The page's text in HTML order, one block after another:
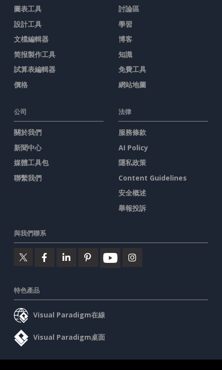
圖表工具
設計工具
文檔編輯器
简报製作工具
試算表編輯器
價格
討論區
學習
博客
知識
免費工具
網站地圖
公司
關於我們
新聞中心
媒體工具包
聯繫我們
法律
服務條款
AI Policy
隱私政策
Content Guidelines
安全概述
舉報投訴
與我們聯系
特色產品
Visual Paradigm在線
Visual Paradigm桌面